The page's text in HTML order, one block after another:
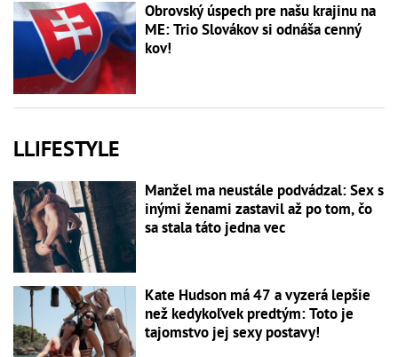
Obrovský úspech pre našu krajinu na
ME: Trio Slovákov si odnáša cenný
kov!
LLIFESTYLE
Manžel ma neustále podvádzal: Sex s
inými ženami zastavil až po tom, čo
sa stala táto jedna vec
Kate Hudson má 47 a vyzerá lepšie
než kedykoľvek predtým: Toto je
tajomstvo jej sexy postavy!